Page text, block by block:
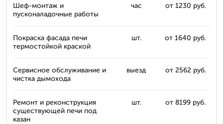
Шеф-монтаж и
пусконаладочные работы
час от 1230 руб.
Покраска фасада печи
термостойкой краской
шт. от 1640 руб.
Сервисное обслуживание и
чистка дымохода
выезд от 2562 руб.
Ремонт и реконструкция
существующей печи под
казан
шт. от 8199 руб.